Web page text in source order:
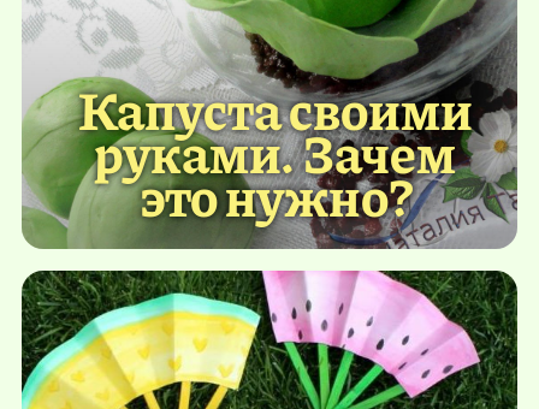
Капуста своими
руками. Зачем
это нужно?